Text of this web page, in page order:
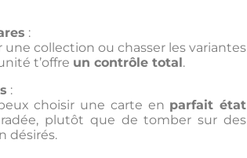
:
collection ou chasser les variantes
t’offre un contrôle total.
:
choisir une carte en parfait état
plutôt que de tomber sur des
désirés.